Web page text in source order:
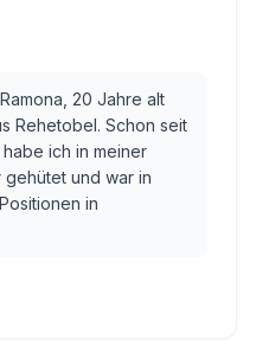
20 Jahre alt
Rehetobel. Schon seit
ich in meiner
und war in
in